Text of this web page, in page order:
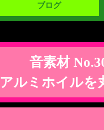
ブログ
音素材
アルミホイルを